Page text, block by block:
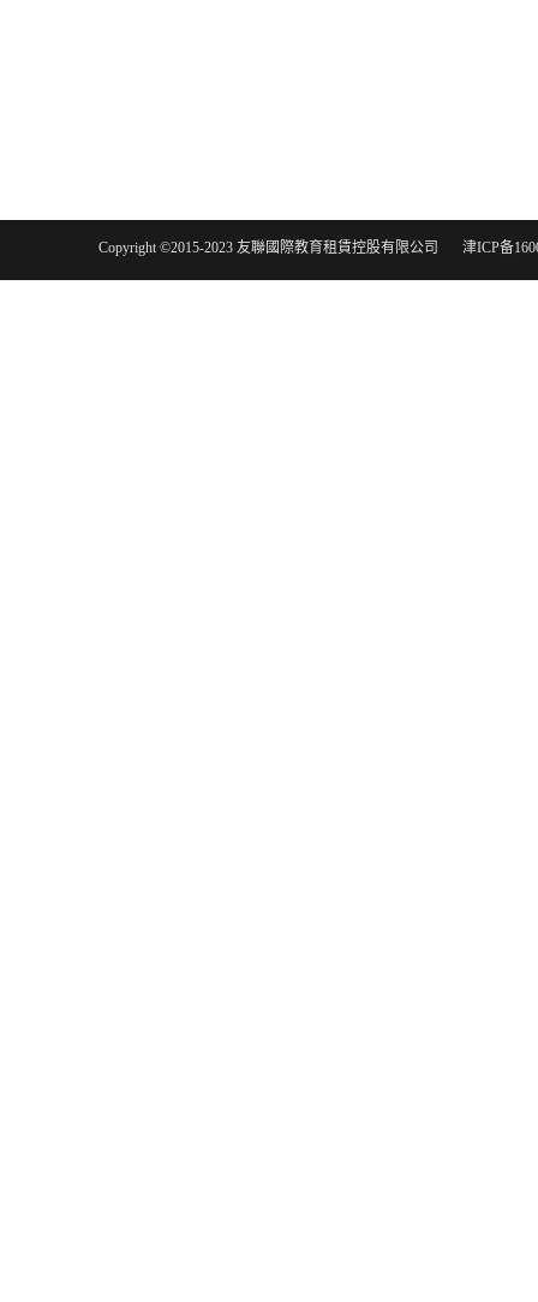
Copyright ©2015-2023 友聯國際教育租賃控股有限公司 津ICP备